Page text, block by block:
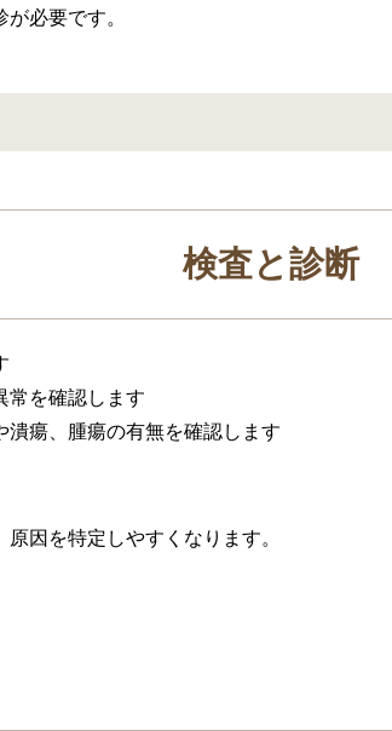
必要です。
検査と診断
常を確認します
瘍、腫瘍の有無を確認します
因を特定しやすくなります。